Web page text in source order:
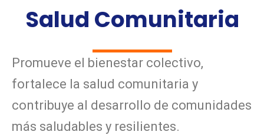
Salud Comunitaria
Promueve el bienestar colectivo,
fortalece la salud comunitaria y
contribuye al desarrollo de comunidades
más saludables y resilientes.